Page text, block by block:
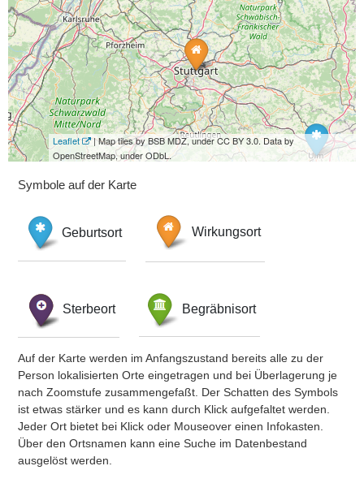
Leaflet
| Map tiles by BSB MDZ, under CC BY 3.0. Data by
OpenStreetMap, under ODbL.
Symbole auf der Karte
Geburtsort Wirkungsort
Sterbeort Begräbnisort
Auf der Karte werden im Anfangszustand bereits alle zu der
Person lokalisierten Orte eingetragen und bei Überlagerung je
nach Zoomstufe zusammengefaßt. Der Schatten des Symbols
ist etwas stärker und es kann durch Klick aufgefaltet werden.
Jeder Ort bietet bei Klick oder Mouseover einen Infokasten.
Über den Ortsnamen kann eine Suche im Datenbestand
ausgelöst werden.